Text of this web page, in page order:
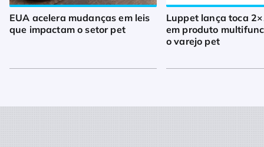
EUA acelera mudanças em leis
que impactam o setor pet
Luppet lança toca
em produto
o varejo pet